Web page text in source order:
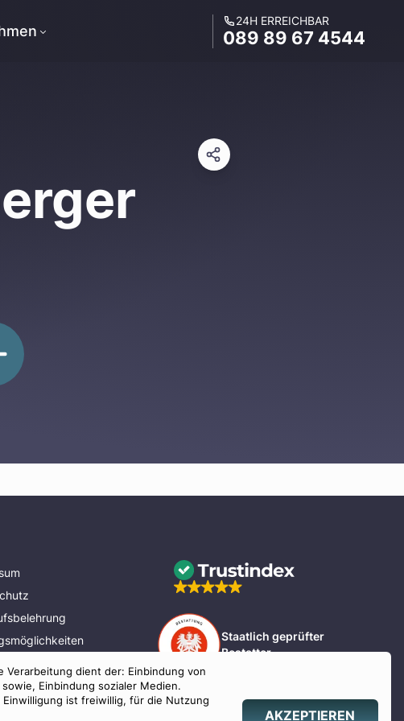
dient der: Einbindung von
Einbindung sozialer Medien.
ist freiwillig, für die Nutzung
AKZEPTIEREN
24H ERREICHBAR
089 89 67 4544
Bayern
Staatlich geprüfter
Bestatter